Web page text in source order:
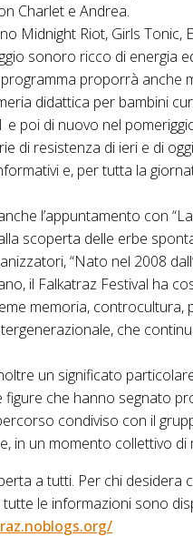
Charlet e Andrea.
Midnight Riot, Girls Tonic,
sonoro ricco di energia
proporrà anche
didattica per bambini
e poi di nuovo nel
di resistenza di ieri e di
e, per tutta la
l’appuntamento con
scoperta delle erbe
“Nato nel 2008
il Falkatraz Festival ha
memoria,
che
un significato
figure che hanno segnato
condiviso con il
in un momento collettivo
a tutti. Per chi
le informazioni sono